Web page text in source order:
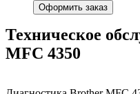
Оформить заказ
Техническое
MFC 4350